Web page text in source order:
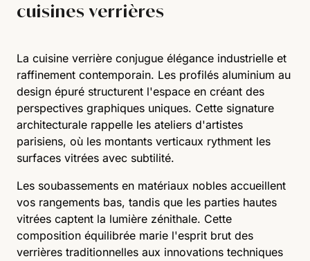
cuisines verrières
La cuisine verrière conjugue élégance industrielle et
raffinement contemporain. Les profilés aluminium au
design épuré structurent l'espace en créant des
perspectives graphiques uniques. Cette signature
architecturale rappelle les ateliers d'artistes
parisiens, où les montants verticaux rythment les
surfaces vitrées avec subtilité.
Les soubassements en matériaux nobles accueillent
vos rangements bas, tandis que les parties hautes
vitrées captent la lumière zénithale. Cette
composition équilibrée marie l'esprit brut des
verrières traditionnelles aux innovations techniques